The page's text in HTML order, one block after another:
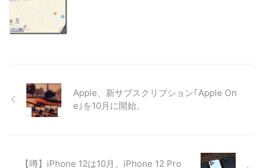
Apple、新サブスクリプション｢Apple On
e｣を10月に開始。
【噂】iPhone 12は10月、iPhone 12 Pro